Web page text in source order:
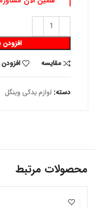
مقايسه
دسته: لوازم یدکی وینگل
محصولات مرتبط